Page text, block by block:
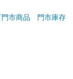
期（含例假
單獨退貨）必須